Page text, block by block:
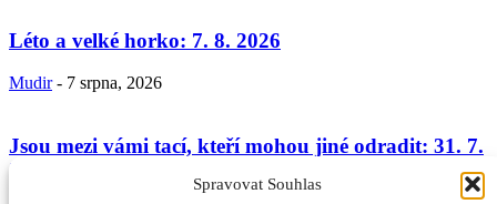
Spravovat Souhlas
Léto a velké horko: 7. 8. 2026
Mudir - 7 srpna, 2026
Jsou mezi vámi tací, kteří mohou jiné odradit: 31. 7.
2026